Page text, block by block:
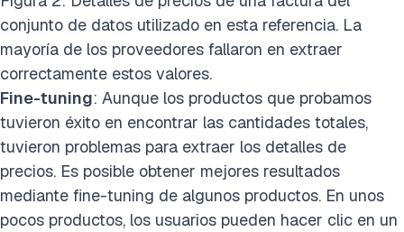
conjunto de datos utilizado en esta referencia. La
mayoría de los proveedores fallaron en extraer
correctamente estos valores.
Fine-tuning: Aunque los productos que probamos
tuvieron éxito en encontrar las cantidades totales,
tuvieron problemas para extraer los detalles de
precios. Es posible obtener mejores resultados
mediante fine-tuning de algunos productos. En unos
pocos productos, los usuarios pueden hacer clic en un